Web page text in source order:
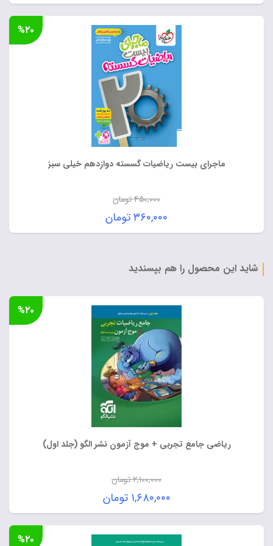
ماجرای بیست ریاضیات گسسته دوازدهم خیلی سبز
۴۵۰,۰۰۰تومان
قیمت
اصلی:
بود.
۳۶۰,۰۰۰تومان
قیمت
۳۶۰,۰۰۰ تومان.
%۲۰
شاید این محصول را هم بپسندید
ریاضی جامع تجربی + موج آزمون نشر الگو (جلد اول)
۲,۱۰۰,۰۰۰تومان
قیمت
اصلی:
۲,۱۰۰,۰۰۰ تومان
۱,۶۸۰,۰۰۰ تومان
قیمت
فعلی:
%۲۰
%۲۰